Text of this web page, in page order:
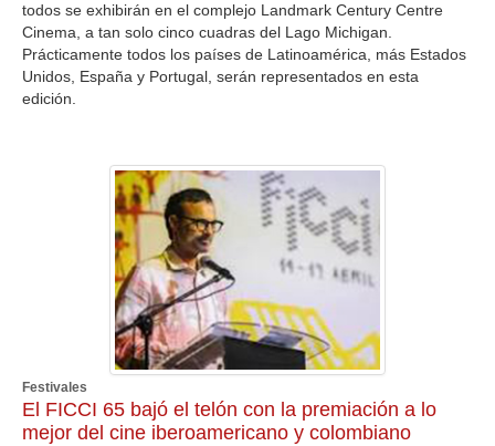
todos se exhibirán en el complejo Landmark Century Centre
Cinema, a tan solo cinco cuadras del Lago Michigan.
Prácticamente todos los países de Latinoamérica, más Estados
Unidos, España y Portugal, serán representados en esta
edición.
Festivales
El FICCI 65 bajó el telón con la premiación a lo
mejor del cine iberoamericano y colombiano